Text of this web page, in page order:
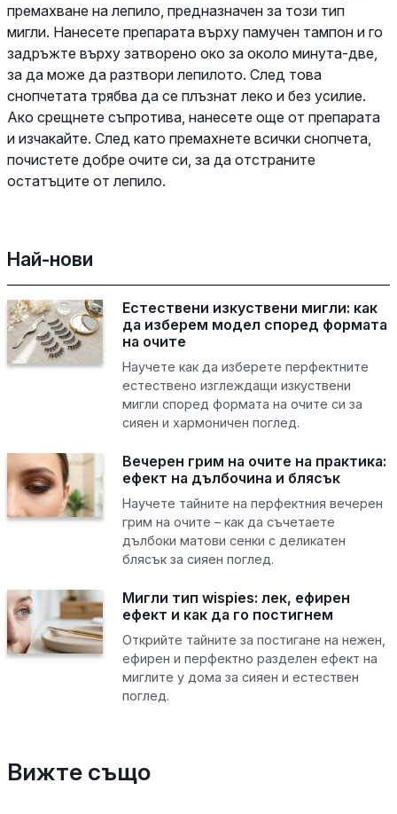
премахване на лепило, предназначен за този тип
мигли. Нанесете препарата върху памучен тампон и го
задръжте върху затворено око за около минута-две,
за да може да разтвори лепилото. След това
снопчетата трябва да се плъзнат леко и без усилие.
Ако срещнете съпротива, нанесете още от препарата
и изчакайте. След като премахнете всички снопчета,
почистете добре очите си, за да отстраните
остатъците от лепило.
Най-нови
Естествени изкуствени мигли: как
да изберем модел според формата
на очите
Научете как да изберете перфектните
естествено изглеждащи изкуствени
мигли според формата на очите си за
сияен и хармоничен поглед.
Вечерен грим на очите на практика:
ефект на дълбочина и блясък
Научете тайните на перфектния вечерен
грим на очите – как да съчетаете
дълбоки матови сенки с деликатен
блясък за сияен поглед.
Мигли тип wispies: лек, ефирен
ефект и как да го постигнем
Открийте тайните за постигане на нежен,
ефирен и перфектно разделен ефект на
миглите у дома за сияен и естествен
поглед.
Вижте също